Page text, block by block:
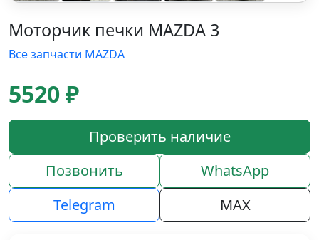
Моторчик печки MAZDA 3
Все запчасти MAZDA
5520 ₽
Проверить наличие
Позвонить
WhatsApp
Telegram
MAX